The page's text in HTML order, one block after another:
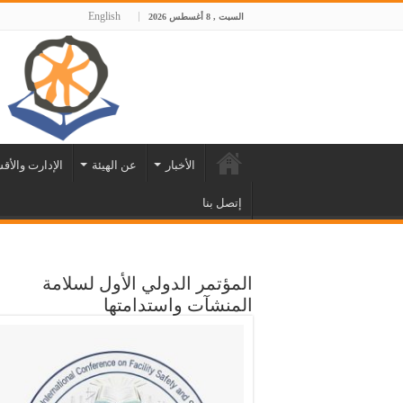
السبت , 8 أغسطس 2026 English
الأخبار عن الهيئة الإدارت
إتصل بنا
المؤتمر الدولي الأول لسلامة
المنشآت واستدامتها